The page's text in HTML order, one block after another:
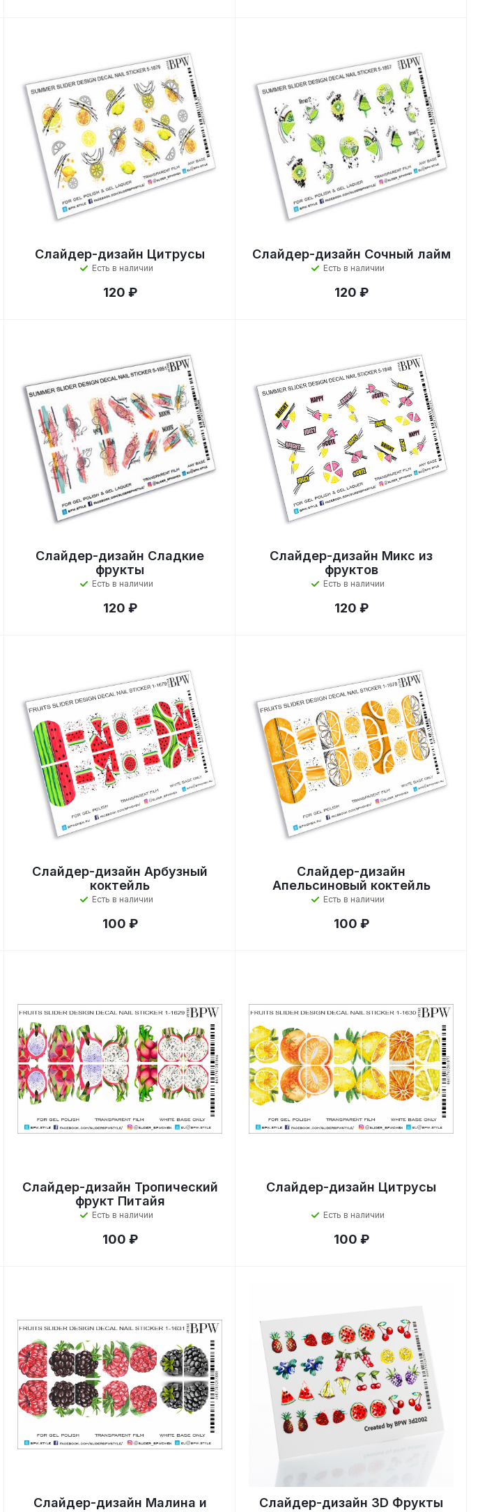
Слайдер-дизайн Цитрусы
Есть в наличии
120 ₽
Слайдер-дизайн Сочный лайм
Есть в наличии
120 ₽
Слайдер-дизайн Сладкие
фрукты
Есть в наличии
120 ₽
Слайдер-дизайн Микс из
фруктов
Есть в наличии
120 ₽
Слайдер-дизайн Арбузный
коктейль
Есть в наличии
100 ₽
Слайдер-дизайн
Апельсиновый коктейль
Есть в наличии
100 ₽
Слайдер-дизайн Тропический
фрукт Питайя
Есть в наличии
100 ₽
Слайдер-дизайн Цитрусы
Есть в наличии
100 ₽
Слайдер-дизайн Малина и
Слайдер-дизайн 3D Фрукты